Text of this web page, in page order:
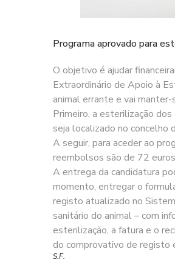
Programa aprovado para
O objetivo é ajudar
Extraordinário de Apoio à
animal errante e vai
Primeiro, a esterilização
seja localizado no concelho
A seguir, para aceder ao
reembolsos são de 72
A entrega da candidatura
momento, entregar o
registo atualizado no
sanitário do animal – com
esterilização, a fatura e o
do comprovativo de registo
S.F.